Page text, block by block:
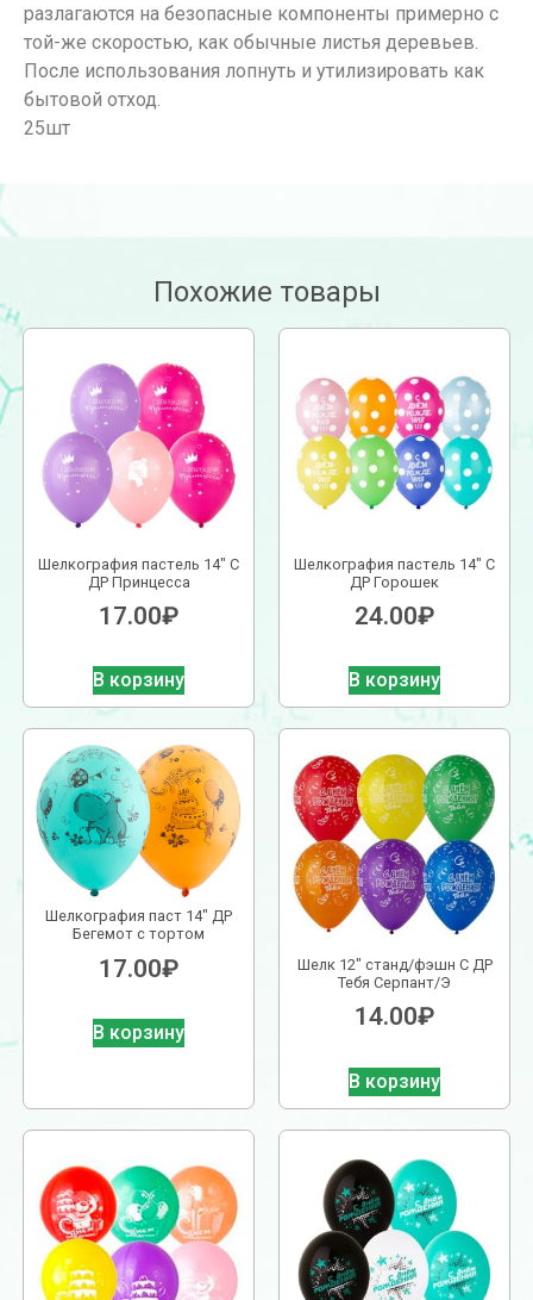
разлагаются на безопасные компоненты примерно с
той-же скоростью, как обычные листья деревьев.
После использования лопнуть и утилизировать как
бытовой отход.
25шт
Похожие товары
Шелкография пастель 14″ С
ДР Принцесса
17.00₽
В корзину
Шелкография пастель 14″ С
ДР Горошек
24.00₽
В корзину
Шелкография паст 14″ ДР
Бегемот с тортом
17.00₽
В корзину
Шелк 12″ станд/фэшн С ДР
Тебя Серпант/Э
14.00₽
В корзину